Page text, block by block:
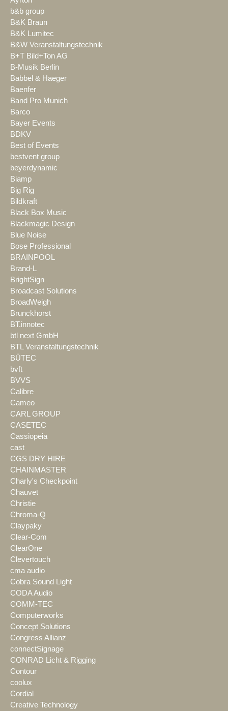
b&b group
B&K Braun
B&K Lumitec
B&W Veranstaltungstechnik
B+T Bild+Ton AG
B-Musik Berlin
Babbel & Haeger
Baenfer
Band Pro Munich
Barco
Bayer Events
BDKV
Best of Events
bestvent group
beyerdynamic
Biamp
Big Rig
Bildkraft
Black Box Music
Blackmagic Design
Blue Noise
Bose Professional
BRAINPOOL
Brand-L
BrightSign
Broadcast Solutions
BroadWeigh
Brunckhorst
BT.innotec
btl next GmbH
BTL Veranstaltungstechnik
BÜTEC
bvft
BVVS
Calibre
Cameo
CARL GROUP
CASETEC
Cassiopeia
cast
CGS DRY HIRE
CHAINMASTER
Charly's Checkpoint
Chauvet
Christie
Chroma-Q
Claypaky
Clear-Com
ClearOne
Clevertouch
cma audio
Cobra Sound Light
CODA Audio
COMM-TEC
Computerworks
Concept Solutions
Congress Allianz
connectSignage
CONRAD Licht & Rigging
Contour
coolux
Cordial
Creative Technology